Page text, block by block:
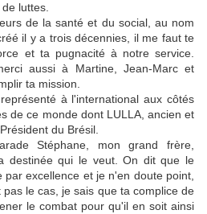
luttes.
de la santé et du social, au nom
il y a trois décennies, il me faut te
et ta pugnacité à notre service.
aussi à Martine, Jean-Marc et
ta mission.
à l'international aux côtés
de ce monde dont LULLA, ancien et
du Brésil.
Stéphane, mon grand frère,
destinée qui le veut. On dit que le
excellence et je n'en doute point,
le cas, je sais que ta complice de
le combat pour qu'il en soit ainsi